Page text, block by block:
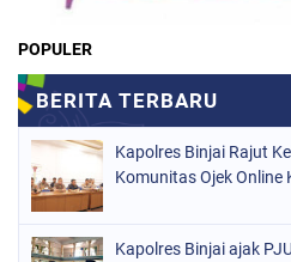
POPULER
Kapolres Binjai Rajut
Komunitas Ojek Online
Kapolres Binjai ajak